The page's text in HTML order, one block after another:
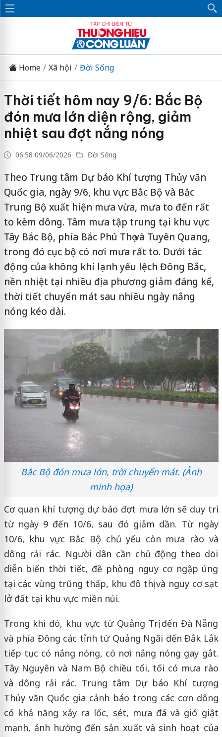
Home Xã hội Đời Sống
Thời tiết hôm nay 9/6: Bắc Bộ
đón mưa lớn diện rộng, giảm
nhiệt sau đợt nắng nóng
06:58 09/06/2026 Đời Sống
Theo Trung tâm Dự báo Khí tượng Thủy văn
Quốc gia, ngày 9/6, khu vực Bắc Bộ và Bắc
Trung Bộ xuất hiện mưa vừa, mưa to đến rất
to kèm dông. Tâm mưa tập trung tại khu vực
Tây Bắc Bộ, phía Bắc Phú Thọ và Tuyên Quang,
trong đó cục bộ có nơi mưa rất to. Dưới tác
động của không khí lạnh yếu lệch Đông Bắc,
nền nhiệt tại nhiều địa phương giảm đáng kể,
thời tiết chuyển mát sau nhiều ngày nắng
nóng kéo dài.
Bắc Bộ đón mưa lớn, trời chuyển mát. (Ảnh
minh họa)
Cơ quan khí tượng dự báo đợt mưa lớn sẽ duy trì
từ ngày 9 đến 10/6, sau đó giảm dần. Từ ngày
10/6, khu vực Bắc Bộ chủ yếu còn mưa rào và
dông rải rác. Người dân cần chủ động theo dõi
diễn biến thời tiết, đề phòng nguy cơ ngập úng
tại các vùng trũng thấp, khu đô thị và nguy cơ sạt
lở đất tại khu vực miền núi.
Trong khi đó, khu vực từ Quảng Trị đến Đà Nẵng
và phía Đông các tỉnh từ Quảng Ngãi đến Đắk Lắk
tiếp tục có nắng nóng, có nơi nắng nóng gay gắt.
Tây Nguyên và Nam Bộ chiều tối, tối có mưa rào
và dông rải rác. Trung tâm Dự báo Khí tượng
Thủy văn Quốc gia cảnh báo trong các cơn dông
có khả năng xảy ra lốc, sét, mưa đá và gió giật
mạnh, ảnh hưởng đến sản xuất và sinh hoạt của